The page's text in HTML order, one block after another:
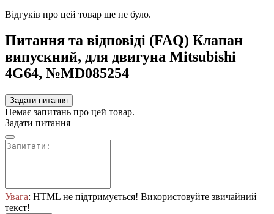
Відгуків про цей товар ще не було.
Питання та відповіді (FAQ) Клапан
випускний, для двигуна Mitsubishi
4G64, №MD085254
Задати питання
Немає запитань про цей товар.
Задати питання
Увага: HTML не підтримується! Використовуйте звичайний
текст!